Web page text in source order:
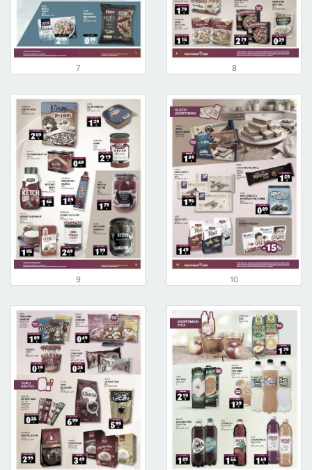
7 8
9 10